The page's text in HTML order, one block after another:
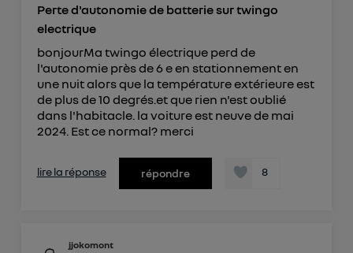
Perte d'autonomie de batterie sur twingo
electrique
bonjourMa twingo électrique perd de
l'autonomie près de 6 e en stationnement en
une nuit alors que la température extérieure est
de plus de 10 degrés.et que rien n'est oublié
dans l'habitacle. la voiture est neuve de mai
2024. Est ce normal? merci
lire la réponse répondre 8
jjokomont
Pour plus d'informations, veuillez consulter
Politique d'information sur les données
personnelles d'Utiq.